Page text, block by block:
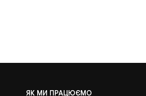
ЯК МИ ПРАЦЮЄМО